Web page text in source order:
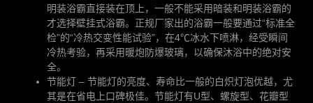
明装浴霸直接装在顶上，一般不能采用暗装和明装浴霸的
才选择壁挂式浴霸。正规厂家出的浴霸一般要通过“标准全
检”的“冷热交变性能试验”，在4℃冰水下喷淋，经受瞬间
冷热考验，再采用暖炮防爆玻璃，以确保沐浴中的绝对安
全。
节能灯 – 节能灯的亮度、寿命比一般的白炽灯泡优越，尤
其是在省电上口碑极佳。节能灯有U型、螺旋型、花瓣型